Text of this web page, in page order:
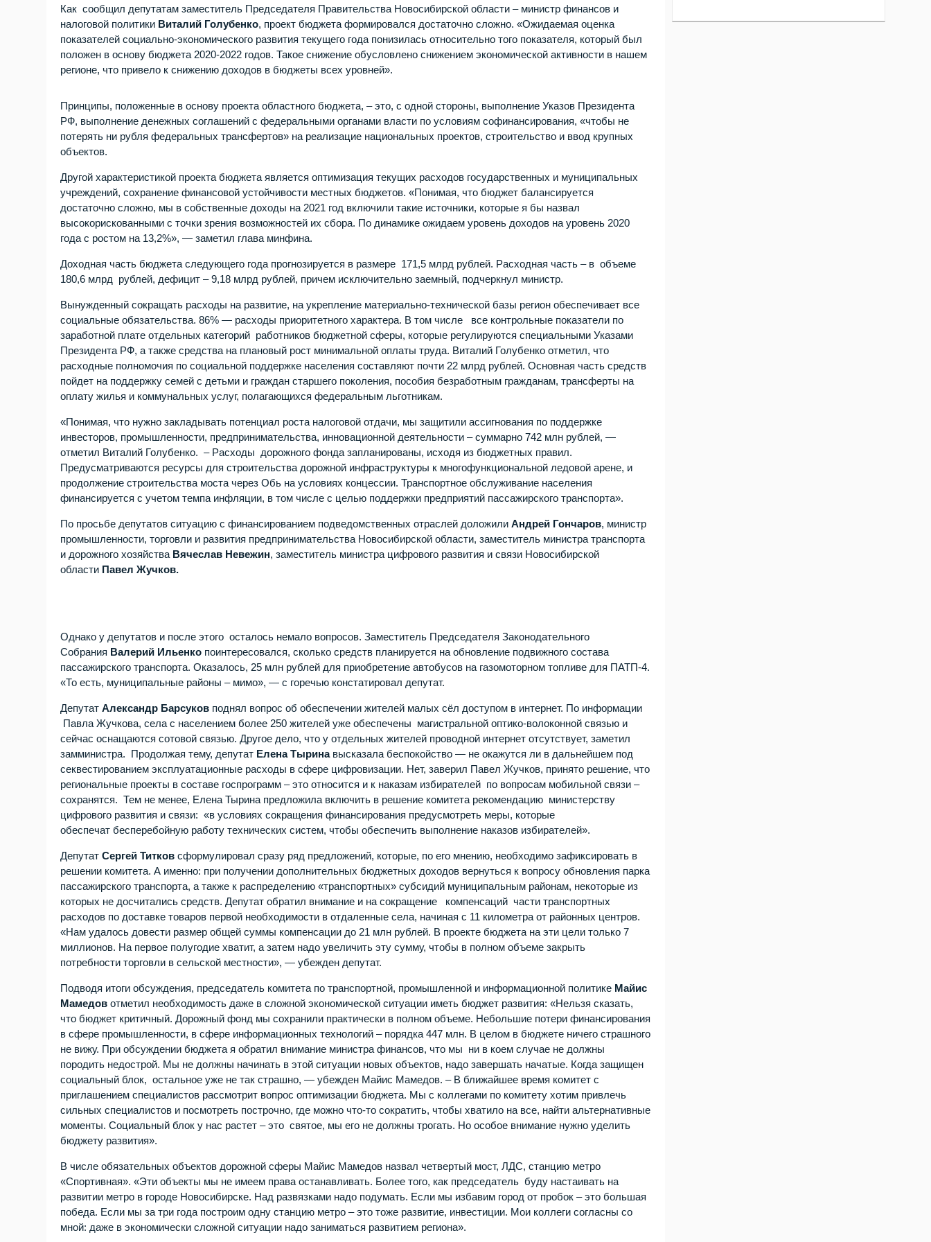
Как сообщил депутатам заместитель Председателя Правительства Новосибирской области – министр финансов и
налоговой политики Виталий Голубенко, проект бюджета формировался достаточно сложно. «Ожидаемая оценка
показателей социально-экономического развития текущего года понизилась относительно того показателя, который был
положен в основу бюджета 2020-2022 годов. Такое снижение обусловлено снижением экономической активности в нашем
регионе, что привело к снижению доходов в бюджеты всех уровней».
Принципы, положенные в основу проекта областного бюджета, – это, с одной стороны, выполнение Указов Президента
РФ, выполнение денежных соглашений с федеральными органами власти по условиям софинансирования, «чтобы не
потерять ни рубля федеральных трансфертов» на реализацие национальных проектов, строительство и ввод крупных
объектов.
Другой характеристикой проекта бюджета является оптимизация текущих расходов государственных и муниципальных
учреждений, сохранение финансовой устойчивости местных бюджетов. «Понимая, что бюджет балансируется
достаточно сложно, мы в собственные доходы на 2021 год включили такие источники, которые я бы назвал
высокорискованными с точки зрения возможностей их сбора. По динамике ожидаем уровень доходов на уровень 2020
года с ростом на 13,2%», — заметил глава минфина.
Доходная часть бюджета следующего года прогнозируется в размере 171,5 млрд рублей. Расходная часть – в объеме
180,6 млрд рублей, дефицит – 9,18 млрд рублей, причем исключительно заемный, подчеркнул министр.
Вынужденный сокращать расходы на развитие, на укрепление материально-технической базы регион обеспечивает все
социальные обязательства. 86% — расходы приоритетного характера. В том числе все контрольные показатели по
заработной плате отдельных категорий работников бюджетной сферы, которые регулируются специальными Указами
Президента РФ, а также средства на плановый рост минимальной оплаты труда. Виталий Голубенко отметил, что
расходные полномочия по социальной поддержке населения составляют почти 22 млрд рублей. Основная часть средств
пойдет на поддержку семей с детьми и граждан старшего поколения, пособия безработным гражданам, трансферты на
оплату жилья и коммунальных услуг, полагающихся федеральным льготникам.
«Понимая, что нужно закладывать потенциал роста налоговой отдачи, мы защитили ассигнования по поддержке
инвесторов, промышленности, предпринимательства, инновационной деятельности – суммарно 742 млн рублей, —
отметил Виталий Голубенко. – Расходы дорожного фонда запланированы, исходя из бюджетных правил.
Предусматриваются ресурсы для строительства дорожной инфраструктуры к многофункциональной ледовой арене, и
продолжение строительства моста через Обь на условиях концессии. Транспортное обслуживание населения
финансируется с учетом темпа инфляции, в том числе с целью поддержки предприятий пассажирского транспорта».
По просьбе депутатов ситуацию с финансированием подведомственных отраслей доложилиАндрей Гончаров, министр
промышленности, торговли и развития предпринимательства Новосибирской области, заместитель министра транспорта
и дорожного хозяйства Вячеслав Невежин, заместитель министра цифрового развития и связи Новосибирской
области Павел Жучков.
Однако у депутатов и после этого осталось немало вопросов. Заместитель Председателя Законодательного
Собрания Валерий Ильенко поинтересовался, сколько средств планируется на обновление подвижного состава
пассажирского транспорта. Оказалось, 25 млн рублей для приобретение автобусов на газомоторном топливе для ПАТП-4.
«То есть, муниципальные районы – мимо», — с горечью констатировал депутат.
ДепутатАлександр Барсуков поднял вопрос об обеспечении жителей малых сёл доступом в интернет. По информации
Павла Жучкова, села с населением более 250 жителей уже обеспечены магистральной оптико-волоконной связью и
сейчас оснащаются сотовой связью. Другое дело, что у отдельных жителей проводной интернет отсутствует, заметил
замминистра. Продолжая тему, депутат Елена Тыринавысказала беспокойство — не окажутся ли в дальнейшем под
секвестированием эксплуатационные расходы в сфере цифровизации. Нет, заверил Павел Жучков, принято решение, что
региональные проекты в составе госпрограмм – это относится и к наказам избирателей по вопросам мобильной связи –
сохранятся. Тем не менее, Елена Тырина предложила включить в решение комитета рекомендацию министерству
цифрового развития и связи: «в условиях сокращения финансирования предусмотреть меры, которые
обеспечат бесперебойную работу технических систем, чтобы обеспечить выполнение наказов избирателей».
Депутат Сергей Титков сформулировал сразу ряд предложений, которые, по его мнению, необходимо зафиксировать в
решении комитета. А именно: при получении дополнительных бюджетных доходов вернуться к вопросу обновления парка
пассажирского транспорта, а также к распределению «транспортных» субсидий муниципальным районам, некоторые из
которых не досчитались средств. Депутат обратил внимание и на сокращение компенсаций части транспортных
расходов по доставке товаров первой необходимости в отдаленные села, начиная с 11 километра от районных центров.
«Нам удалось довести размер общей суммы компенсации до 21 млн рублей. В проекте бюджета на эти цели только 7
миллионов. На первое полугодие хватит, а затем надо увеличить эту сумму, чтобы в полном объеме закрыть
потребности торговли в сельской местности», — убежден депутат.
Подводя итоги обсуждения, председатель комитета по транспортной, промышленной и информационной политике Майис
Мамедовотметил необходимость даже в сложной экономической ситуации иметь бюджет развития: «Нельзя сказать,
что бюджет критичный. Дорожный фонд мы сохранили практически в полном объеме. Небольшие потери финансирования
в сфере промышленности, в сфере информационных технологий – порядка 447 млн. В целом в бюджете ничего страшного
не вижу. При обсуждении бюджета я обратил внимание министра финансов, что мы ни в коем случае не должны
породить недострой. Мы не должны начинать в этой ситуации новых объектов, надо завершать начатые. Когда защищен
социальный блок, остальное уже не так страшно, — убежден Майис Мамедов. – В ближайшее время комитет с
приглашением специалистов рассмотрит вопрос оптимизации бюджета. Мы с коллегами по комитету хотим привлечь
сильных специалистов и посмотреть построчно, где можно что-то сократить, чтобы хватило на все, найти альтернативные
моменты. Социальный блок у нас растет – это святое, мы его не должны трогать. Но особое внимание нужно уделить
бюджету развития».
В числе обязательных объектов дорожной сферы Майис Мамедов назвал четвертый мост, ЛДС, станцию метро
«Спортивная». «Эти объекты мы не имеем права останавливать. Более того, как председатель буду настаивать на
развитии метро в городе Новосибирске. Над развязками надо подумать. Если мы избавим город от пробок – это большая
победа. Если мы за три года построим одну станцию метро – это тоже развитие, инвестиции. Мои коллеги согласны со
мной: даже в экономически сложной ситуации надо заниматься развитием региона».